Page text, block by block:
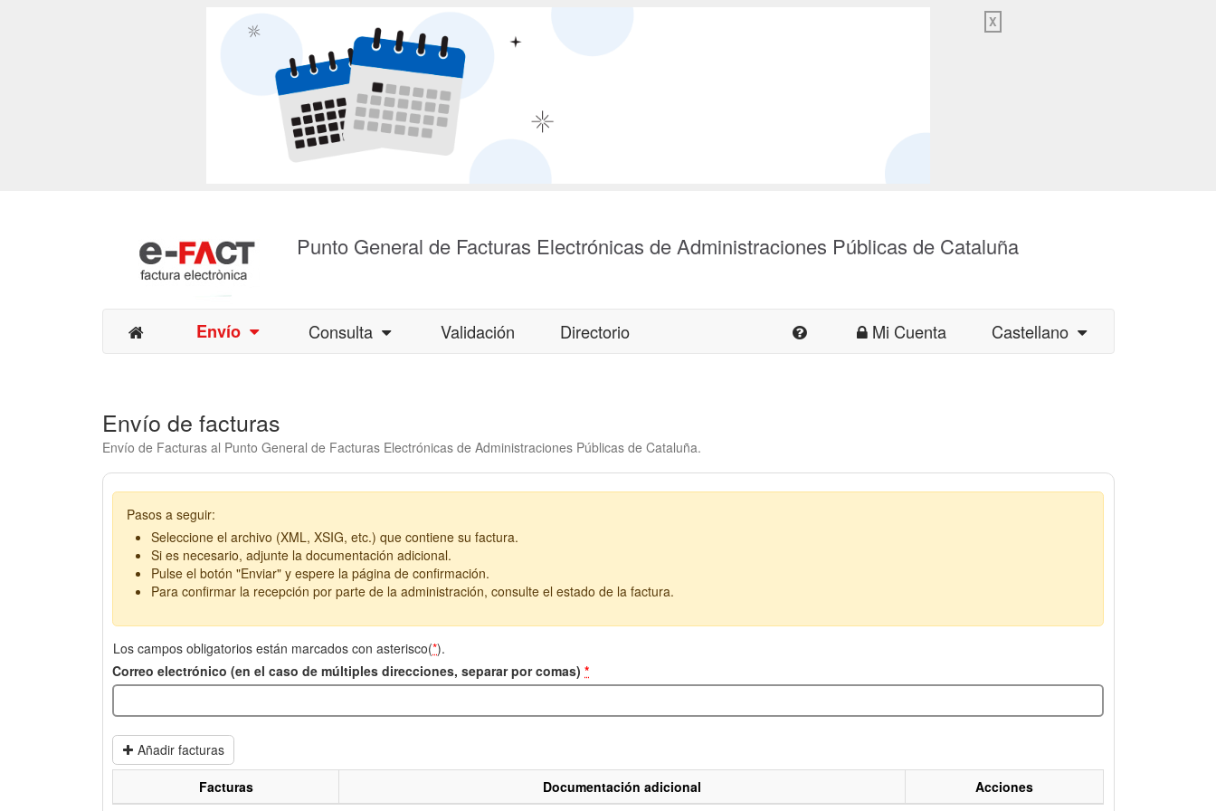
X
Punto General de Facturas Electrónicas de Administraciones Públicas de Cataluña
Envío Consulta Validación Directorio Mi Cuenta Castellano
Envío de facturas
Envío de Facturas al Punto General de Facturas Electrónicas de Administraciones Públicas de Cataluña.
Pasos a seguir:
Seleccione el archivo (XML, XSIG, etc.) que contiene su factura.
Si es necesario, adjunte la documentación adicional.
Pulse el botón "Enviar" y espere la página de confirmación.
Para confirmar la recepción por parte de la administración, consulte el estado de la factura.
Los campos obligatorios están marcados con asterisco(*).
Correo electrónico (en el caso de múltiples direcciones, separar por comas) *
Añadir facturas
Facturas Documentación adicional Acciones